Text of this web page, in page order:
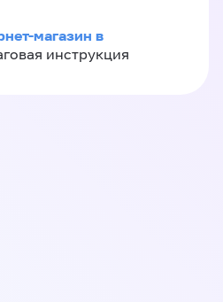
магазин в
инструкция